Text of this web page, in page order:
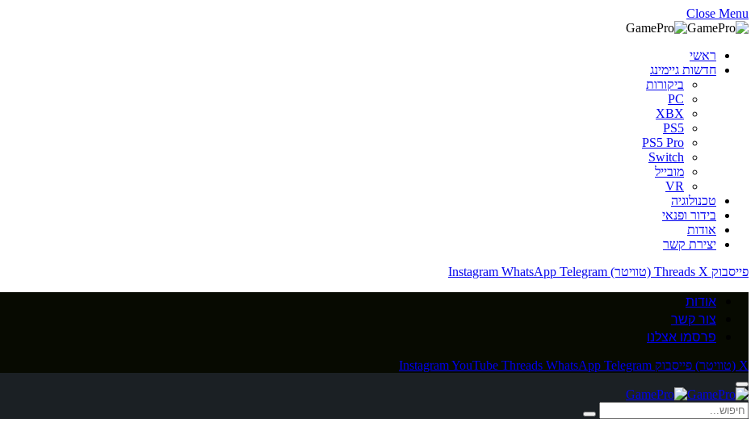
Close Menu
ראשי
חדשות גיימינג
ביקורות
PC
XBX
PS5
PS5 Pro
Switch
מובייל
VR
טכנולוגיה
בידור ופנאי
אודות
יצירת קשר
פייסבוק
Threads X (טוויטר) Instagram WhatsApp Telegram
אודות
צור קשר
פרסמו אצלנו
X (טוויטר) פייסבוק InstagramYouTube Threads WhatsApp Telegram